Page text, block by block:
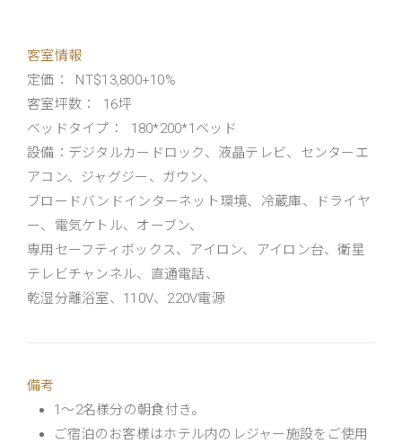
客室情報
定価： NT$13,800+10%
客室坪数： 16坪
ベッドタイプ： 180*200*1ベッド
設備：デジタルカードロック、液晶テレビ、センターエ
アコン、ジャグジー、ガウン、
ブロードバンドインターネット環境、冷蔵庫、ドライヤ
ー、電気ケトル、オーブン、
専用セーフティボックス、アイロン、アイロン台、衛星
テレビチャンネル、直通電話、
乾湿分離浴室、110V、220V電源
備考
1～2名様分の朝食付き。
ご宿泊のお客様はホテル内のレジャー施設をご使用